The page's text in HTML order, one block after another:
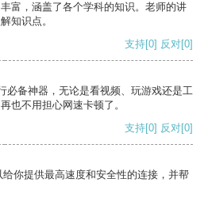
富，涵盖了各个学科的知识。老师的讲
知识点。
支持[0] 反对[0]
必备神器，无论是看视频、玩游戏还是工
也不用担心网速卡顿了。
支持[0] 反对[0]
你提供最高速度和安全性的连接，并帮